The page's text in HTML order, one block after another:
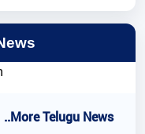
..More Telugu News